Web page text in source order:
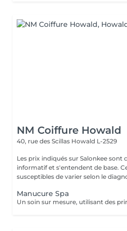
NM Coiffure Howald
40, rue des Scillas Howald L-2529
Les prix indiqués sur Salonkee
informatif et s'entendent de base.
susceptibles de varier selon le
Manucure Spa